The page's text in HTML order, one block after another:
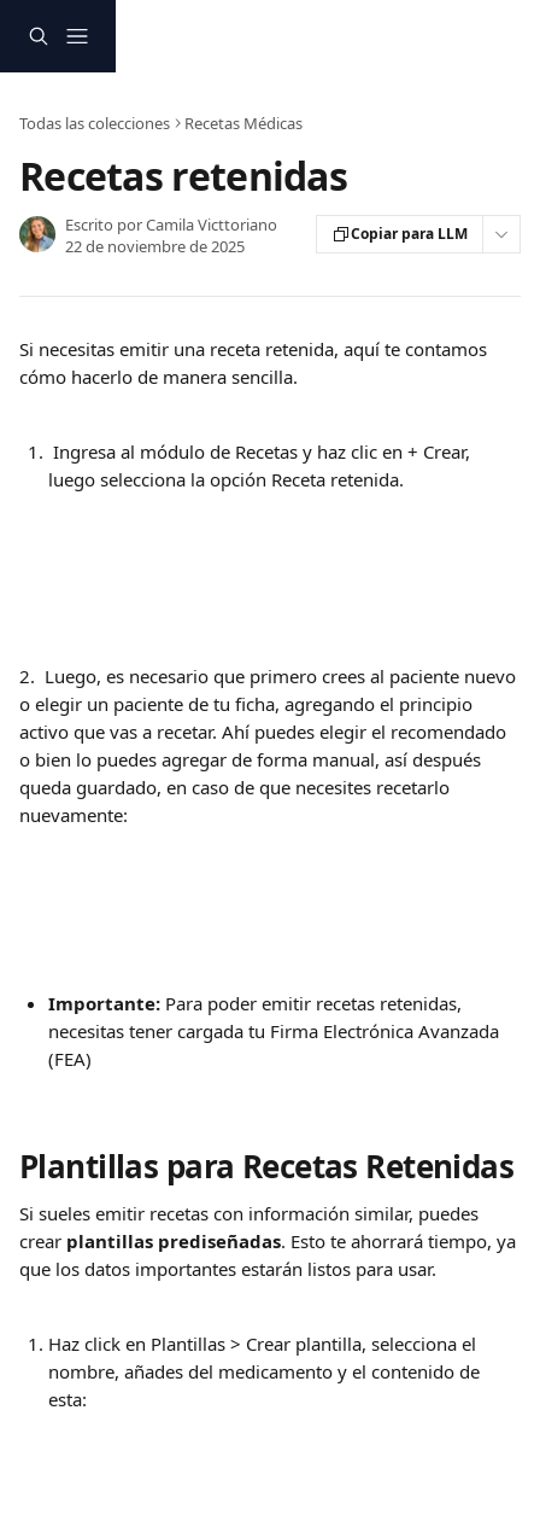
Todas las colecciones Recetas Médicas
Recetas retenidas
Escrito porCamila Victtoriano
22 de noviembre de 2025
Copiar para LLM
Si necesitas emitir una receta retenida, aquí te contamos
cómo hacerlo de manera sencilla.
luego selecciona la opción Receta retenida.
2.  Luego, es necesario que primero crees al paciente nuevo
o elegir un paciente de tu ficha, agregando el principio
activo que vas a recetar. Ahí puedes elegir el recomendado
o bien lo puedes agregar de forma manual, así después
queda guardado, en caso de que necesites recetarlo
nuevamente:
Importante: Para poder emitir recetas retenidas,
necesitas tener cargada tu Firma Electrónica Avanzada
(FEA)
Plantillas para Recetas Retenidas
Si sueles emitir recetas con información similar, puedes
crear plantillas prediseñadas. Esto te ahorrará tiempo, ya
que los datos importantes estarán listos para usar.
Haz click en Plantillas > Crear plantilla, selecciona el
nombre, añades del medicamento y el contenido de
esta: